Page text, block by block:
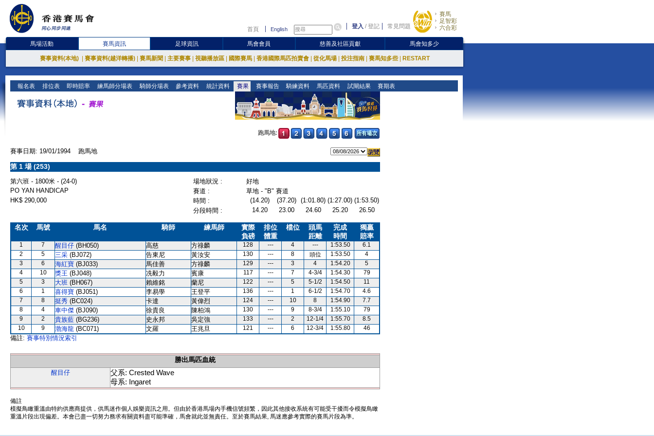
首頁 English 登入 /登記 常見問題
賽馬
足智彩
六合彩
馬場活動 賽馬資訊 足球資訊 馬會會員 慈善及社區貢獻 馬會知多少
賽事資料(本地) 賽事資料(越洋轉播) 賽馬新聞 主要賽事 視聽播放區 國際賽馬 香港國際馬匹拍賣會 從化馬場 投注指南 賽馬知多些 RESTART
報名表 排位表 即時賠率 練馬師分場表 騎師分場表 參考資料 統計資料 賽果 賽事報告 騎練資料 馬匹資料 試閘結果 賽期表
跑馬地:
賽事日期: 19/01/1994 跑馬地
第 1 場 (253)
第六班 - 1800米 - (24-0) 場地狀況 :
好地
PO YAN HANDICAP
賽道 :
草地 - "B" 賽道
HK$ 290,000
時間 : (14.20) (37.20) (1:01.80) (1:27.00) (1:53.50)
分段時間 :
14.20 23.00 24.60 25.20 26.50
名次 馬號 馬名 騎師 練馬師
實際
負磅
排位
體重
檔位
頭馬
距離
完成
時間
獨贏
賠率
1 7 醒目仔 (BH050) 高慈 方祿麟 128 --- 4 --- 1:53.50
6.1
2
5 三采 (BJ072) 告東尼 黃汝安 130 --- 8 頭位 1:53.50
4
3
6 海紅寶 (BJ033) 馬佳善 方祿麟 129 --- 3 4 1:54.20
5
4
10 獎王 (BJ048) 冼毅力 賓康 117 --- 7 4-3/4 1:54.30
79
5
3 大班 (BH067) 賴維銘 蘭尼 122 --- 5 5-1/2 1:54.50
11
6
1 喜得寶 (BJ051) 李易學 王登平 136 --- 1 6-1/2 1:54.70
4.6
7
8 挺秀 (BC024) 卡達 黃偉烈 124 --- 10 8 1:54.90
7.7
8
4 車中傑 (BJ090) 徐貴良 陳柏鴻 130 --- 9 8-3/4 1:55.10
79
9
2 貴族藍 (BG236) 史永邦 吳定強 133 --- 2 12-1/4 1:55.70
8.5
10
9 渤海龍 (BC071) 文羅 王兆旦 121 --- 6 12-3/4 1:55.80 46
備註: 賽事特別情況索引
勝出馬匹血統
醒目仔
父系: Crested Wave
母系: Ingaret
備註
模擬鳥瞰重溫由特約供應商提供，供馬迷作個人娛樂資訊之用。但由於香港馬場內手機信號頻繁，因此其他接收系統有可能受干擾而令模擬鳥瞰
重溫片段出現偏差。本會已盡一切努力務求有關資料盡可能準確，馬會就此並無責任。至於賽馬結果, 馬迷應參考實際的賽馬片段為準。